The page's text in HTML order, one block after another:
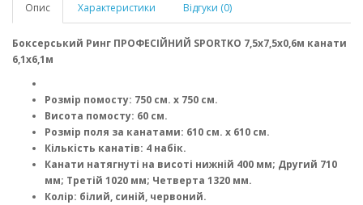
Опис Характеристики Відгуки (0)
Боксерський Ринг ПРОФЕСІЙНИЙ SPORTKO 7,5х7,5х0,6м канати
6,1х6,1м
Розмір помосту: 750 см. х 750 см.
Висота помосту: 60 см.
Розмір поля за канатами: 610 см. х 610 см.
Кількість канатів: 4 набік.
Канати натягнуті на висоті нижній 400 мм; Другий 710
мм; Третій 1020 мм; Четверта 1320 мм.
Колір: білий, синій, червоний.